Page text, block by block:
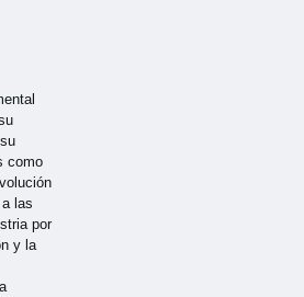
como
las
por
y la